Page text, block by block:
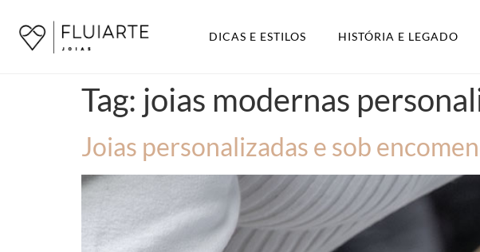
DICAS E ESTILOS HISTÓRIA E LEGADO
Tag: joias modernas
Joias personalizadas e sob